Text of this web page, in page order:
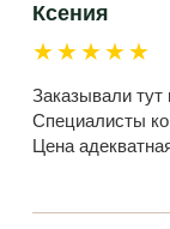
Ксения
★★★★★
Заказывали
Специалисты
Цена